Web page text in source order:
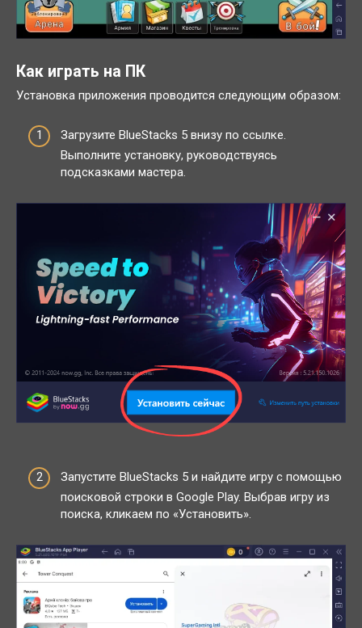
Как играть на ПК
Установка приложения проводится следующим образом:
Загрузите BlueStacks 5 внизу по ссылке.
Выполните установку, руководствуясь
подсказками мастера.
Запустите BlueStacks 5 и найдите игру с помощью
поисковой строки в Google Play. Выбрав игру из
поиска, кликаем по «Установить».